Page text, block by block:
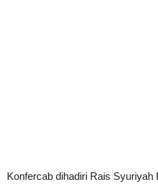
Konfercab dihadiri Rais